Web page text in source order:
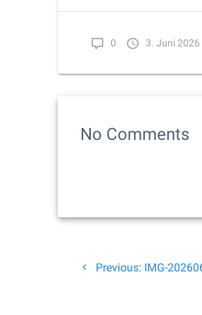
0 3. Juni 2026
No Comments
Previous: Previous
IMG-